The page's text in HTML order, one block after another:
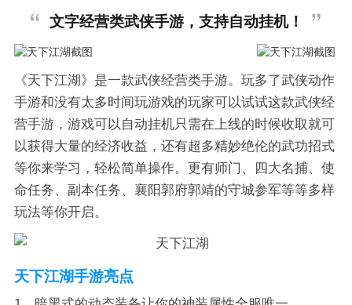
文字经营类武侠手游，支持自动挂机！
《天下江湖》是一款武侠经营类手游。玩多了武侠动作
手游和没有太多时间玩游戏的玩家可以试试这款武侠经
营手游，游戏可以自动挂机只需在上线的时候收取就可
以获得大量的经济收益，还有超多精妙绝伦的武功招式
等你来学习，轻松简单操作。更有师门、四大名捕、使
命任务、副本任务、襄阳郭府郭靖的守城参军等等多样
玩法等你开启。
天下江湖手游亮点